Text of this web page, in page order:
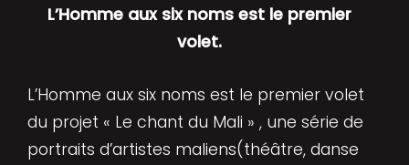
L’Homme aux six noms est le premier
volet.
L’Homme aux six noms est le premier volet
du projet « Le chant du Mali » , une série de
portraits d’artistes maliens(théâtre, danse